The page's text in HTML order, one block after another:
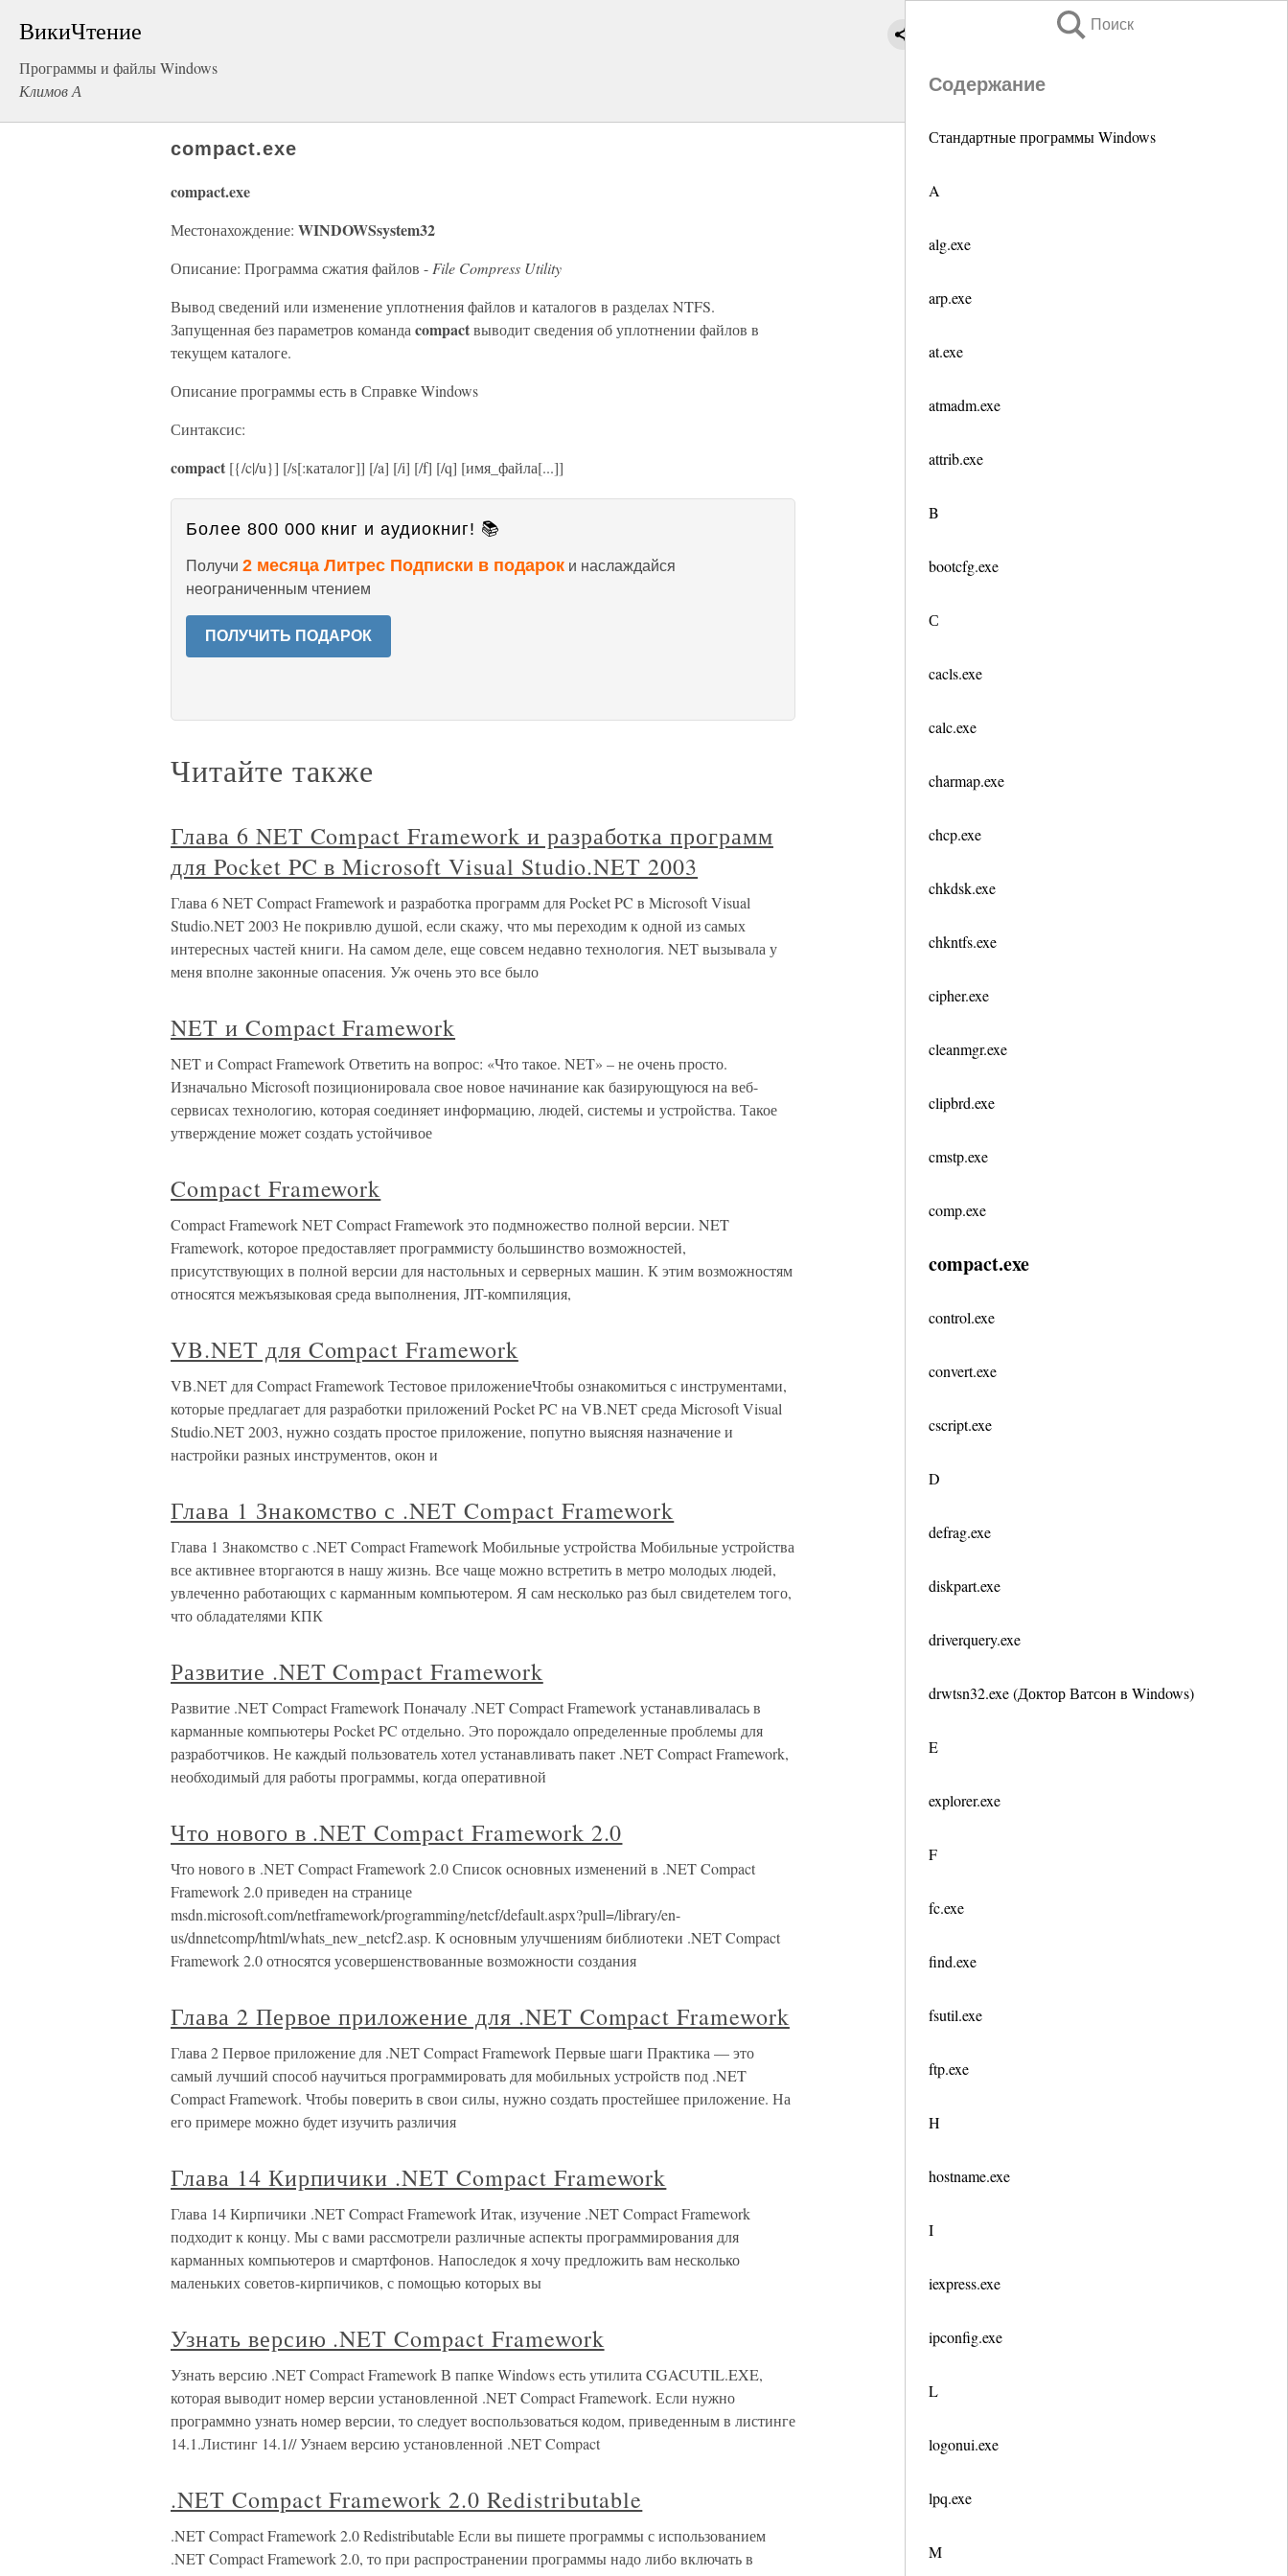
ВикиЧтение
Программы и файлы Windows
Климов А
Поиск
Содержание
Стандартные программы Windows
A
alg.exe
arp.exe
at.exe
atmadm.exe
attrib.exe
B
bootcfg.exe
С
cacls.exe
calc.exe
charmap.exe
chcp.exe
chkdsk.exe
chkntfs.exe
cipher.exe
cleanmgr.exe
clipbrd.exe
cmstp.exe
comp.exe
compact.exe
control.exe
convert.exe
cscript.exe
D
defrag.exe
diskpart.exe
driverquery.exe
drwtsn32.exe (Доктор Ватсон в Windows)
E
explorer.exe
F
fc.exe
find.exe
fsutil.exe
ftp.exe
H
hostname.exe
I
iexpress.exe
ipconfig.exe
L
logonui.exe
lpq.exe
M
compact.exe
compact.exe
Местонахождение: WINDOWSsystem32
Описание: Программа сжатия файлов - File Compress Utility
Вывод сведений или изменение уплотнения файлов и каталогов в разделах NTFS.
Запущенная без параметров команда compactвыводит сведения об уплотнении файлов в
текущем каталоге.
Описание программы есть в Справке Windows
Синтаксис:
compact [{/c|/u}] [/s[:каталог]] [/a] [/i] [/f] [/q] [имя_файла[...]]
Более 800 000 книг и аудиокниг! 📚
Получи 2 месяца Литрес Подписки в подарок и наслаждайся
неограниченным чтением
ПОЛУЧИТЬ ПОДАРОК
Читайте также
Глава 6 NET Compact Framework и разработка программ
для Pocket PC в Microsoft Visual Studio.NET 2003
Глава 6 NET Compact Framework и разработка программ для Pocket PC в Microsoft Visual
Studio.NET 2003 Не покривлю душой, если скажу, что мы переходим к одной из самых
интересных частей книги. На самом деле, еще совсем недавно технология. NET вызывала у
меня вполне законные опасения. Уж очень это все было
NET и Compact Framework
NET и Compact Framework Ответить на вопрос: «Что такое. NET» – не очень просто.
Изначально Microsoft позиционировала свое новое начинание как базирующуюся на веб-
сервисах технологию, которая соединяет информацию, людей, системы и устройства. Такое
утверждение может создать устойчивое
Compact Framework
Compact Framework NET Compact Framework это подмножество полной версии. NET
Framework, которое предоставляет программисту большинство возможностей,
присутствующих в полной версии для настольных и серверных машин. К этим возможностям
относятся межъязыковая среда выполнения, JIT-компиляция,
VB.NET для Compact Framework
VB.NET для Compact Framework Тестовое приложениеЧтобы ознакомиться с инструментами,
которые предлагает для разработки приложений Pocket PC на VB.NET среда Microsoft Visual
Studio.NET 2003, нужно создать простое приложение, попутно выясняя назначение и
настройки разных инструментов, окон и
Глава 1 Знакомство с .NET Compact Framework
Глава 1 Знакомство с .NET Compact Framework Мобильные устройства Мобильные устройства
все активнее вторгаются в нашу жизнь. Все чаще можно встретить в метро молодых людей,
увлеченно работающих с карманным компьютером. Я сам несколько раз был свидетелем того,
что обладателями КПК
Развитие .NET Compact Framework
Развитие .NET Compact Framework Поначалу .NET Compact Framework устанавливалась в
карманные компьютеры Pocket PC отдельно. Это порождало определенные проблемы для
разработчиков. Не каждый пользователь хотел устанавливать пакет .NET Compact Framework,
необходимый для работы программы, когда оперативной
Что нового в .NET Compact Framework 2.0
Что нового в .NET Compact Framework 2.0 Список основных изменений в .NET Compact
Framework 2.0 приведен на странице
msdn.microsoft.com/netframework/programming/netcf/default.aspx?pull=/library/en-
us/dnnetcomp/html/whats_new_netcf2.asp. К основным улучшениям библиотеки .NET Compact
Framework 2.0 относятся усовершенствованные возможности создания
Глава 2 Первое приложение для .NET Compact Framework
Глава 2 Первое приложение для .NET Compact Framework Первые шаги Практика — это
самый лучший способ научиться программировать для мобильных устройств под .NET
Compact Framework. Чтобы поверить в свои силы, нужно создать простейшее приложение. На
его примере можно будет изучить различия
Глава 14 Кирпичики .NET Compact Framework
Глава 14 Кирпичики .NET Compact Framework Итак, изучение .NET Compact Framework
подходит к концу. Мы с вами рассмотрели различные аспекты программирования для
карманных компьютеров и смартфонов. Напоследок я хочу предложить вам несколько
маленьких советов-кирпичиков, с помощью которых вы
Узнать версию .NET Compact Framework
Узнать версию .NET Compact Framework В папке Windows есть утилита CGACUTIL.EXE,
которая выводит номер версии установленной .NET Compact Framework. Если нужно
программно узнать номер версии, то следует воспользоваться кодом, приведенным в листинге
14.1.Листинг 14.1// Узнаем версию установленной .NET Compact
.NET Compact Framework 2.0 Redistributable
.NET Compact Framework 2.0 Redistributable Если вы пишете программы с использованием
.NET Compact Framework 2.0, то при распространении программы надо либо включать в